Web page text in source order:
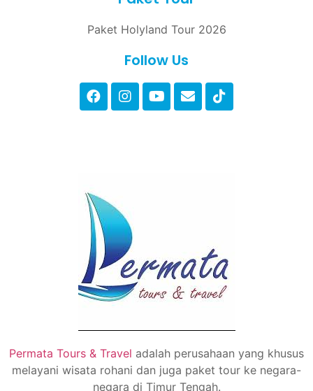
Paket Holyland Tour 2026
Follow Us
Permata Tours & Travel adalah perusahaan yang khusus
melayani wisata rohani dan juga paket tour ke negara-
negara di Timur Tengah.